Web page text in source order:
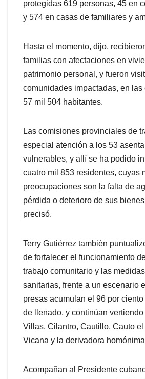
protegidas 619 personas, 45 en
y 574 en casas de familiares y
Hasta el momento, dijo,
familias con afectaciones en
patrimonio personal, y fueron
comunidades impactadas, en las
57 mil 504 habitantes.
Las comisiones provinciales de
especial atención a los 53
vulnerables, y allí se ha podido
cuatro mil 853 residentes, cuyas
preocupaciones son la falta de
pérdida o deterioro de sus
precisó.
Terry Gutiérrez también
de fortalecer el funcionamiento
trabajo comunitario y las
sanitarias, frente a un escenario
presas acumulan el 96 por
de llenado, y continúan
Villas, Cilantro, Cautillo, Cauto
Vicana y la derivadora
Acompañan al Presidente